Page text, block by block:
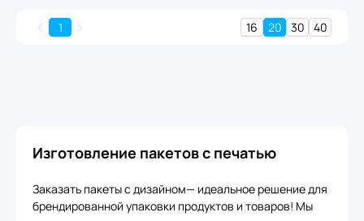
1 16 20 30 40
Изготовление пакетов с печатью
Заказать пакеты с дизайном— идеальное решение для
брендированной упаковки продуктов и товаров! Мы